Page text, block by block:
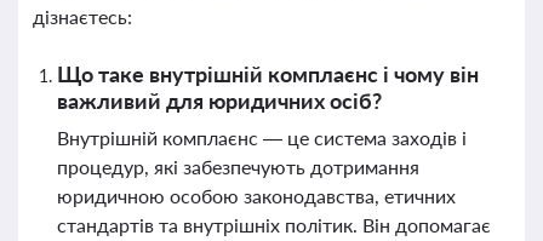
дізнаєтесь:
Що таке внутрішній комплаєнс і чому він
важливий для юридичних осіб?
Внутрішній комплаєнс — це система заходів і
процедур, які забезпечують дотримання
юридичною особою законодавства, етичних
стандартів та внутрішніх політик. Він допомагає